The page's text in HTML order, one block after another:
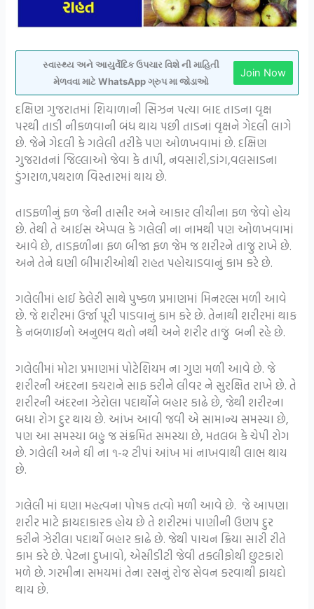
સ્વાસ્થ્ય અને આયુર્વેદિક ઉપચાર વિશે ની માહિતી
મેળવવા માટે WhatsApp ગ્રુપ મા જોડાઓ
Join Now
દક્ષિણ ગુજરાતમાં શિયાળાની સિઝન પત્યા બાદ તાડના વૃક્ષ
પરથી તાડી નીકળવાની બંધ થાય પછી તાડનાં વૃક્ષને ગેદલી લાગે
છે. જેને ગેદલી કે ગલેલી તરીકે પણ ઓળખવામાં છે. દક્ષિણ
ગુજરાતનાં જિલ્લાઓ જેવા કે તાપી, નવસારી,ડાંગ,વલસાડના
ડુંગરાળ,પથરાળ વિસ્તારમાં થાય છે.
તાડફળીનું ફળ જેની તાસીર અને આકાર લીચીના ફળ જેવો હોય
છે. તેથી તે આઈસ એપ્પલ કે ગલેલી ના નામથી પણ ઓળખવામાં
આવે છે, તાડફળીના ફળ બીજા ફળ જેમ જ શરીરને તાજુ રાખે છે.
અને તેને ઘણી બીમારીઓથી રાહત પહોચાડવાનું કામ કરે છે.
ગલેલીમાં હાઈ કેલેરી સાથે પુષ્કળ પ્રમાણમાં મિનરલ્સ મળી આવે
છે. જે શરીરમાં ઉર્જા પૂરી પાડવાનું કામ કરે છે. તેનાથી શરીરમાં થાક
કે નબળાઈનો અનુભવ થતો નથી અને શરીર તાજું બની રહે છે.
ગલેલીમાં મોટા પ્રમાણમાં પોટેશિયમ ના ગુણ મળી આવે છે. જે
શરીરની અંદરના કચરાને સાફ કરીને લીવર ને સુરક્ષિત રાખે છે. તે
શરીરની અંદરના ઝેરોલા પદાર્થોને બહાર કાઢે છે, જેથી શરીરના
બધા રોગ દુર થાય છે. આંખ આવી જવી એ સામાન્ય સમસ્યા છે,
પણ આ સમસ્યા બહુ જ સંક્રમિત સમસ્યા છે, મતલબ કે ચેપી રોગ
છે. ગલેલી અને ઘી ના ૧-૨ ટીપાં આંખ માં નાખવાથી લાભ થાય
છે.
ગલેલી માં ઘણા મહત્વના પોષક તત્વો મળી આવે છે. જે આપણા
શરીર માટે ફાયદાકારક હોય છે તે શરીરમાં પાણીની ઉણપ દુર
કરીને ઝેરીલા પદાર્થો બહાર કાઢે છે. જેથી પાચન ક્રિયા સારી રીતે
કામ કરે છે. પેટના દુખાવો, એસીડીટી જેવી તકલીફોથી છુટકારો
મળે છે. ગરમીના સમયમાં તેના રસનું રોજ સેવન કરવાથી ફાયદો
થાય છે.